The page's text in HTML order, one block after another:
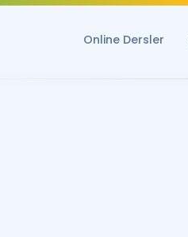
Online Dersler